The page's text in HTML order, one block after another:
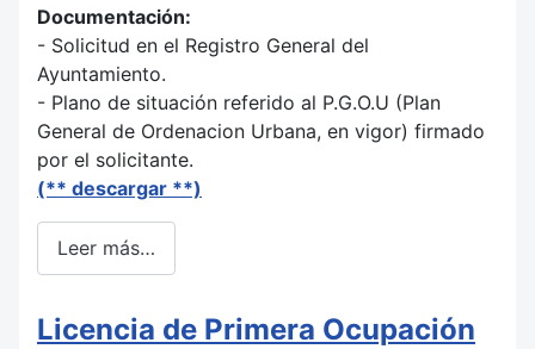
Documentación:
- Solicitud en el Registro General del
Ayuntamiento.
- Plano de situación referido al P.G.O.U (Plan
General de Ordenacion Urbana, en vigor) firmado
por el solicitante.
(** descargar **)
Leer más…
Licencia de Primera Ocupación